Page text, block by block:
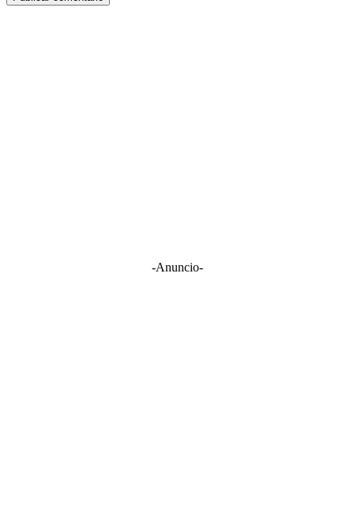
-Anuncio-